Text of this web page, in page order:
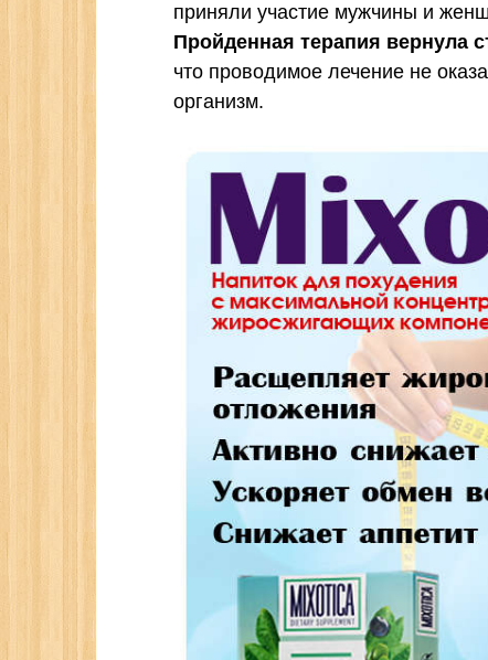
приняли участие мужчины и
Пройденная терапия вернула
что проводимое лечение не
организм.